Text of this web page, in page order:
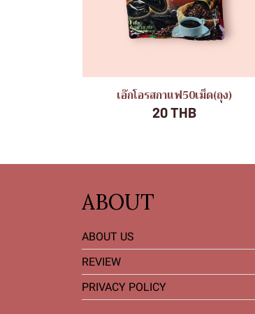
เอ๊กโอรสกาแฟ50เม็ด(ถุง)
20 THB
ABOUT
ABOUT US
REVIEW
PRIVACY POLICY